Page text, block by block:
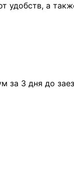
удобств, а
за 3 дня до